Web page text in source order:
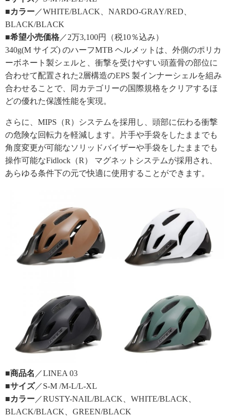
■カラー／WHITE/BLACK、NARDO-GRAY/RED、
BLACK/BLACK
■希望小売価格／2万3,100円（税10％込み）
340g(M サイズ) のハーフMTB ヘルメットは、外側のポリカ
ーボネート製シェルと、衝撃を受けやすい頭蓋骨の部位に
合わせて配置された2層構造のEPS 製インナーシェルを組み
合わせることで、同カテゴリーの国際規格をクリアするほ
どの優れた保護性能を実現。
さらに、MIPS（R）システムを採用し、頭部に伝わる衝撃
の危険な回転力を軽減します。片手や手袋をしたままでも
角度変更が可能なソリッドバイザーや手袋をしたままでも
操作可能なFidlock（R） マグネットシステムが採用され、
あらゆる条件下の元で快適に使用することができます。
■商品名 ／LINEA 03
■サイズ／S-M /M-L/L-XL
■カラー ／RUSTY-NAIL/BLACK、WHITE/BLACK、
BLACK/BLACK、GREEN/BLACK